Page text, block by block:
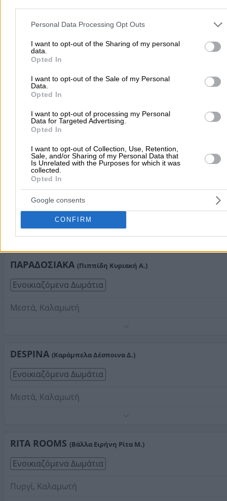
Please note that this website/app uses one or more Google
and may gather and store information including but not limited to
to Google and its third-party tags to use your data for below
purposes in below Google consent section.
Personal Data Processing Opt Outs
I want to opt-out of the Sharing of my personal
data.
Opted In
I want to opt-out of the Sale of my Personal
Data.
Opted In
I want to opt-out of processing my Personal
Data for Targeted Advertising.
Opted In
I want to opt-out of Collection, Use, Retention,
Sale, and/or Sharing of my Personal Data that
Is Unrelated with the Purposes for which it was
collected.
Opted In
Google consents
CONFIRM
Λιμένας Μεστών, Καλαμωτή
Τηλέφωνο: 2271076547
Στοιχεία αναζήτησης:
4 Κλειδιών
Εμπορειός, Καλαμωτή
Τηλέφωνο: 2271071523
Στοιχεία αναζήτησης:Διαμονή , Καλαμωτή
ΘΕΜΙΣ STUDIOS
Ενοικιαζόμενα Δωμάτια
Εμπορειός, Καλαμωτή
Τηλέφωνο:2271071810
Στοιχεία αναζήτησης:Διαμονή , Καλαμωτή
ΠΑΡΑΔΟΣΙΑΚΑ (Πιππίδη Κυριακή Α.)
Ενοικιαζόμενα Δωμάτια
Μεστά, Καλαμωτή
DESPINA (Καράμπελα Δέσποινα Δ.)
Ενοικιαζόμενα Δωμάτια
Μεστά, Καλαμωτή
RITA ROOMS (Βάλλα Ειρήνη Ρίτα Μ.)
Ενοικιαζόμενα Δωμάτια
Πυργί, Καλαμωτή